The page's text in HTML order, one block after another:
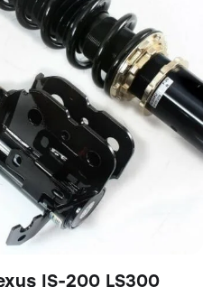
IS-200 LS300